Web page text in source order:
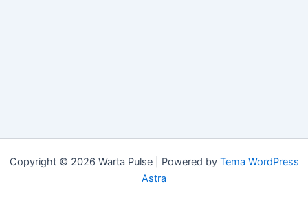
Copyright © 2026 Warta Pulse | Powered by Tema WordPress
Astra